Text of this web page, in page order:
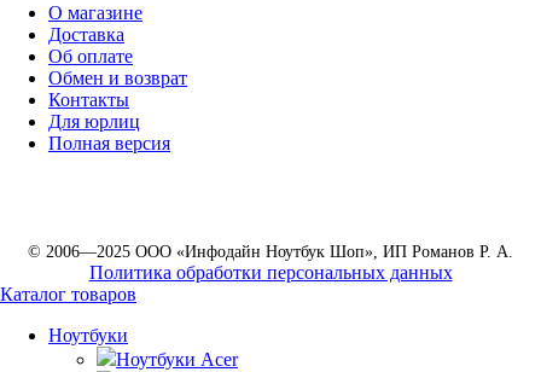
О магазине
Доставка
Об оплате
Обмен и возврат
Контакты
Для юрлиц
Полная версия
© 2006—2025 ООО «Инфодайн Ноутбук Шоп», ИП Романов Р. А.
Политика обработки персональных данных
Каталог товаров
Ноутбуки
Ноутбуки Acer